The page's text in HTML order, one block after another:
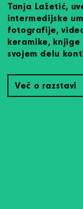
Tanja Lažetić,
intermedijske
fotografije,
keramike,
svojem delu
Več o razstavi